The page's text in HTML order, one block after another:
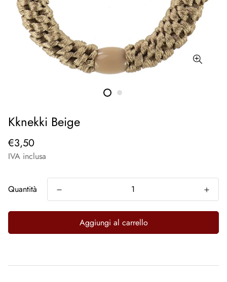
Kknekki Beige
€3,50
IVA inclusa
Quantità
Aggiungi al carrello